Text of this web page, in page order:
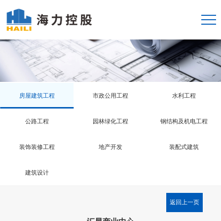
房屋建筑工程 市政公用工程 水利工程
公路工程 园林绿化工程 钢结构及机电工程
装饰装修工程 地产开发 装配式建筑
建筑设计
返回上一页